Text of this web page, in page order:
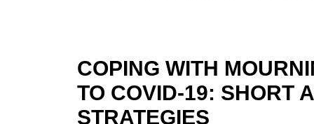
COPING WITH
TO COVID-19: SHORT
STRATEGIES